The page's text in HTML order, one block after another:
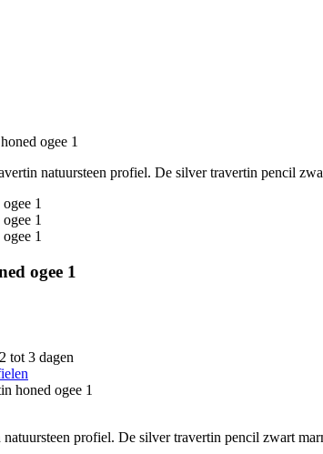
natuursteen profiel. De silver travertin pencil
ogee 1
tot 3 dagen
honed ogee 1
profiel. De silver travertin pencil zwart